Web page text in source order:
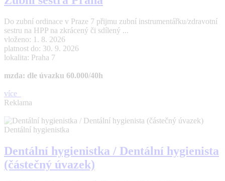
Do zubní ordinace v Praze 7 přijmu zubní instrumentářku/zdravotní
sestru na HPP na zkrácený či sdílený ...
vloženo: 1. 8. 2026
platnost do: 30. 9. 2026
lokalita: Praha 7
mzda: dle úvazku 60.000/40h
více
Reklama
Dentální hygienistka
Dentální hygienistka / Dentální hygienista
(částečný úvazek)